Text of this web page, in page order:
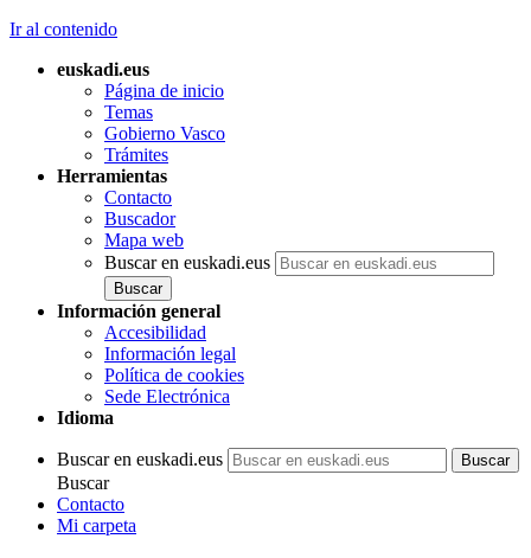
Ir al contenido
euskadi.eus
Página de inicio
Temas
Gobierno Vasco
Trámites
Herramientas
Contacto
Buscador
Mapa web
Buscar en euskadi.eus
Información general
Accesibilidad
Información legal
Política de cookies
Sede Electrónica
Idioma
Buscar en euskadi.eus
Buscar
Contacto
Mi carpeta